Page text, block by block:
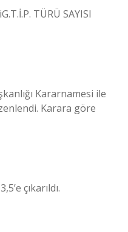
TÜRÜ SAYISI
Kararnamesi ile
Karara göre
çıkarıldı.